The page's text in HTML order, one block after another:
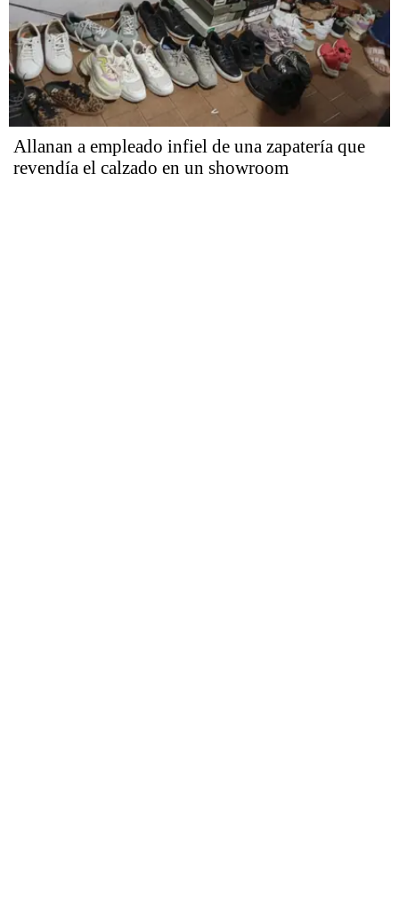
Allanan a empleado infiel de una zapatería que
revendía el calzado en un showroom